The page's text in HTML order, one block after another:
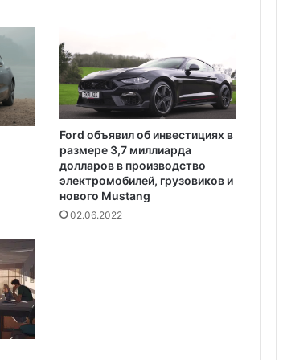
проводили долгие выходные, теперь
доступен для сдачи в аренду для
отдыха
Ford объявил об инвестициях в
размере 3,7 миллиарда
долларов в производство
электромобилей, грузовиков и
нового Mustang
02.06.2022